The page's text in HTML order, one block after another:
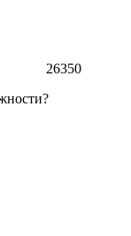
26350